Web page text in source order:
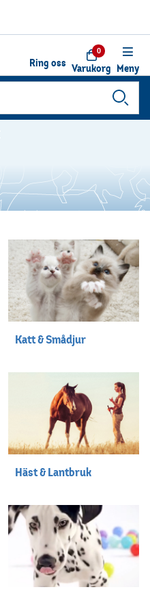
Ring oss
0
Varukorg Meny
Katt & Smådjur
Häst & Lantbruk